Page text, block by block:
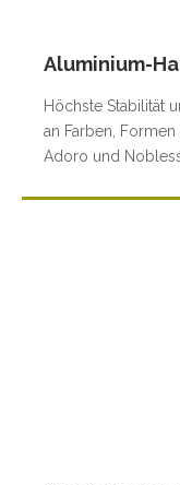
Aluminium-
Höchste Stabilität
an Farben,
Adoro und